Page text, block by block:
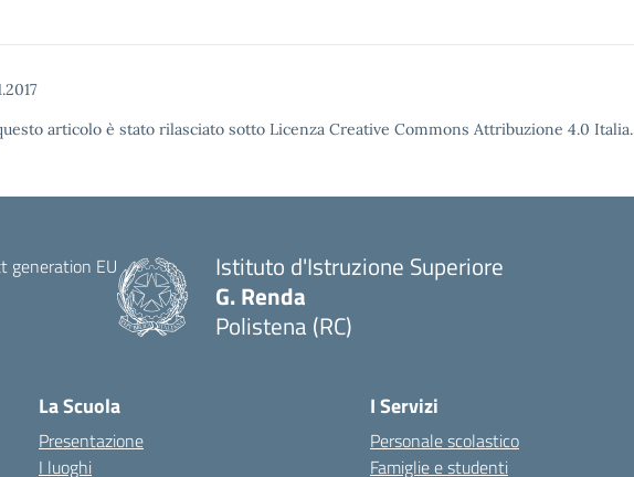
articolo è stato rilasciato sotto Licenza Creative Commons Attribuzione 4.0 Italia.
Istituto d'Istruzione Superiore
G. Renda
Polistena (RC)
La Scuola
Presentazione
I luoghi
I Servizi
Personale scolastico
Famiglie e studenti